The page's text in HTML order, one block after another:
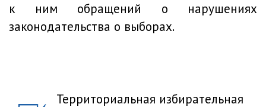
к ним обращений о нарушениях
законодательства о выборах.
Территориальная избирательная